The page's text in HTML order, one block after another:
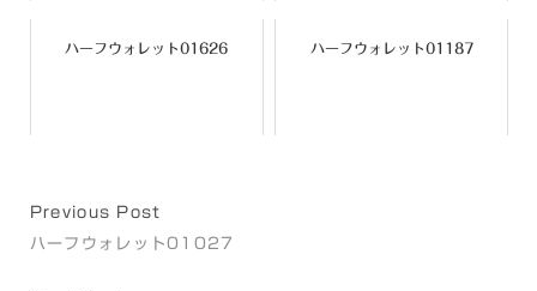
ハーフウォレット01626 ハーフウォレット01187
Previous Post
ハーフウォレット01027